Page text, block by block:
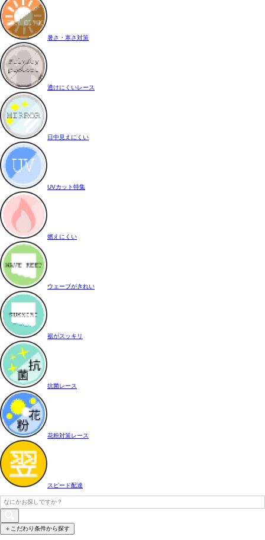
暑さ・寒さ対策
透けにくいレース
日中見えにくい
UVカット特集
燃えにくい
ウェーブがきれい
裾がスッキリ
抗菌レース
花粉対策レース
スピード配達
＋こだわり条件から探す